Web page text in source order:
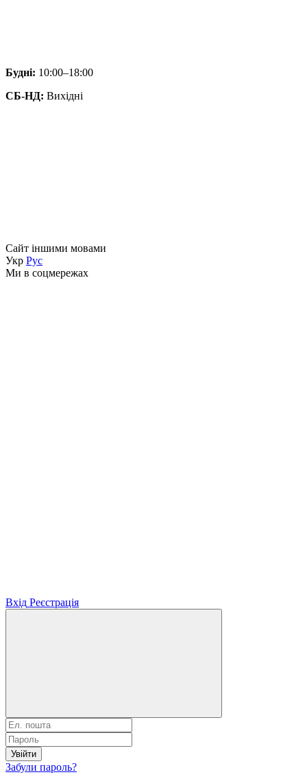
Будні: 10:00–18:00
СБ-НД: Вихідні
Сайт іншими мовами
Укр Рус
Ми в соцмережах
Вхід Реєстрація
Увійти
Забули пароль?